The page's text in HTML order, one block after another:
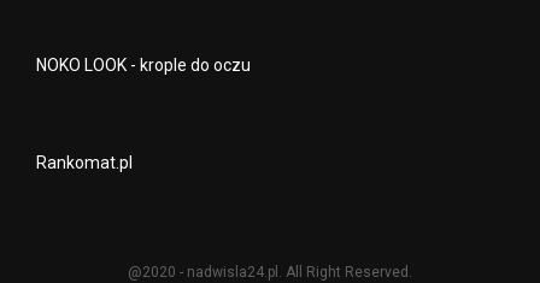
NOKO LOOK - krople do oczu
Rankomat.pl
@2020 - nadwisla24.pl. All Right Reserved.